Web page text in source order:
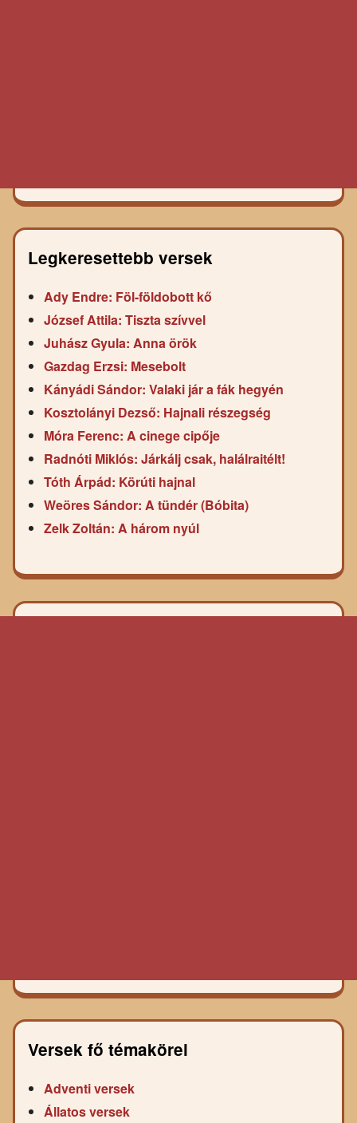
Legkeresettebb versek
Ady Endre: Föl-földobott kő
József Attila: Tiszta szívvel
Juhász Gyula: Anna örök
Gazdag Erzsi: Mesebolt
Kányádi Sándor: Valaki jár a fák hegyén
Kosztolányi Dezső: Hajnali részegség
Móra Ferenc: A cinege cipője
Radnóti Miklós: Járkálj csak, halálraitélt!
Tóth Árpád: Körúti hajnal
Weöres Sándor: A tündér (Bóbita)
Zelk Zoltán: A három nyúl
Versek fő témakörei
Adventi versek
Állatos versek